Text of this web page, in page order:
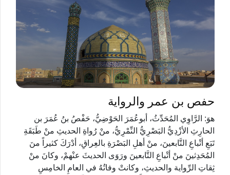
حفص بن عمر والرواية
هوَ: الرَّاوِي المُحَدِّثُ، أبوعُمَرَ الحَوْضِيُّ، حَفْصُ بنُ عُمَرَ بن
الحارِثِ الأزْدِيُّ البَصْرِيُّ النِّمْرِيُّ، منْ رُواةِ الحديثِ منْ طَبَقَةِ
تَبَعِ أتْباعِ التَّابعينَ، منْ أهلِ البَصْرَةِ بالعِراقِ، أدْرَكَ كثيراً منَ
المُحَدِثينَ منْ أتْباعِ التَّابعينَ ورَوَى الحديثَ عنْهمْ، وكانَ منْ
ثِقاتِ الرِّواية والحديثِ، وكانتْ وفاتُهُ في العامِ الخامِسِ